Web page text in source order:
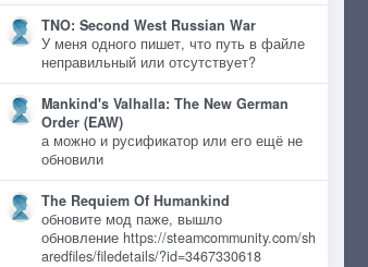
TNO: Second West Russian War
У меня одного пишет, что путь в файле
неправильный или отсутствует?
Mankind's Valhalla: The New German
Order (EAW)
а можно и русификатор или его ещё не
обновили
The Requiem Of Humankind
обновите мод паже, вышло
обновление https://steamcommunity.com/sh
aredfiles/filedetails/?id=3467330618